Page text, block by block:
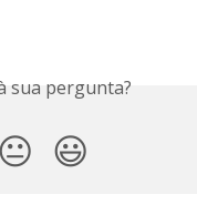
sua pergunta?
😐 😃